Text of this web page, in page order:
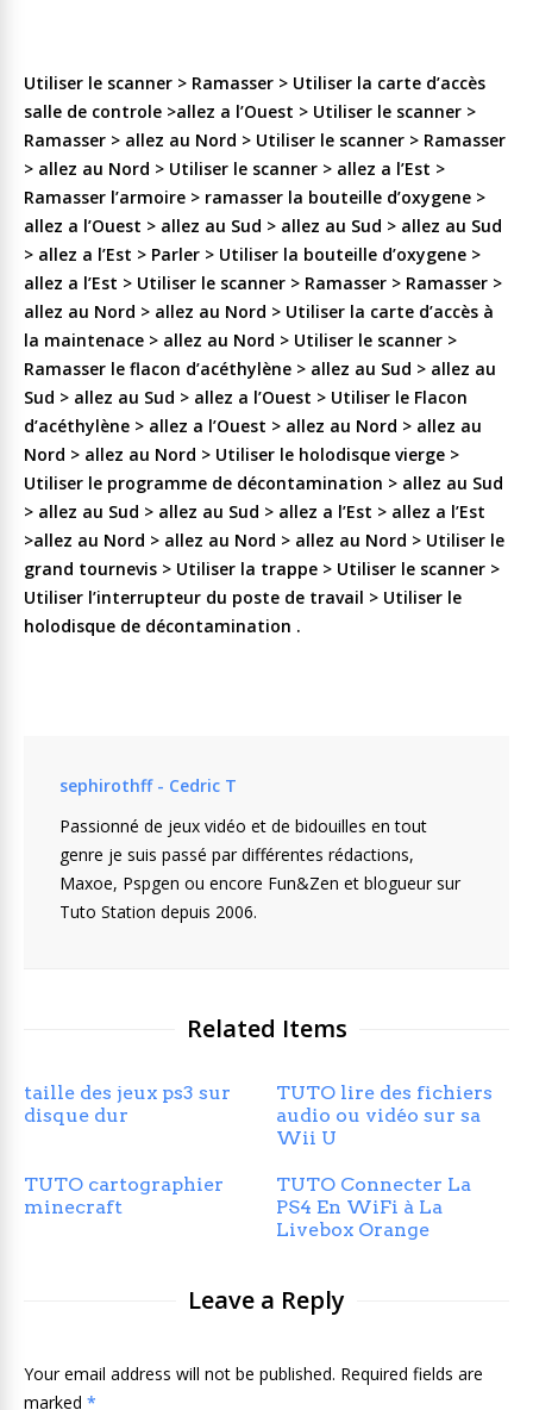
Utiliser le scanner > Ramasser > Utiliser la carte d’accès
salle de controle >allez a l’Ouest > Utiliser le scanner >
Ramasser > allez au Nord > Utiliser le scanner > Ramasser
> allez au Nord > Utiliser le scanner > allez a l’Est >
Ramasser l’armoire > ramasser la bouteille d’oxygene >
allez a l’Ouest > allez au Sud > allez au Sud > allez au Sud
> allez a l’Est > Parler > Utiliser la bouteille d’oxygene >
allez a l’Est > Utiliser le scanner > Ramasser > Ramasser >
allez au Nord > allez au Nord > Utiliser la carte d’accès à
la maintenace > allez au Nord > Utiliser le scanner >
Ramasser le flacon d’acéthylène > allez au Sud > allez au
Sud > allez au Sud > allez a l’Ouest > Utiliser le Flacon
d’acéthylène > allez a l’Ouest > allez au Nord > allez au
Nord > allez au Nord > Utiliser le holodisque vierge >
Utiliser le programme de décontamination > allez au Sud
> allez au Sud > allez au Sud > allez a l’Est > allez a l’Est
>allez au Nord > allez au Nord > allez au Nord > Utiliser le
grand tournevis > Utiliser la trappe > Utiliser le scanner >
Utiliser l’interrupteur du poste de travail > Utiliser le
holodisque de décontamination .
sephirothff - Cedric T
Passionné de jeux vidéo et de bidouilles en tout
genre je suis passé par différentes rédactions,
Maxoe, Pspgen ou encore Fun&Zen et blogueur sur
Tuto Station depuis 2006.
Related Items
taille des jeux ps3 sur
disque dur
TUTO lire des fichiers
audio ou vidéo sur sa
Wii U
TUTO cartographier
minecraft
TUTO Connecter La
PS4 En WiFi à La
Livebox Orange
Leave a Reply
Your email address will not be published. Required fields are
marked *